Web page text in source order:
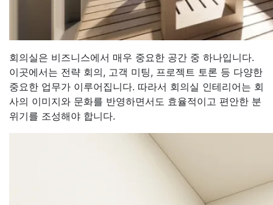
회의실은 비즈니스에서 매우 중요한 공간 중 하나입니다.
이곳에서는 전략 회의, 고객 미팅, 프로젝트 토론 등 다양한
중요한 업무가 이루어집니다. 따라서 회의실 인테리어는 회
사의 이미지와 문화를 반영하면서도 효율적이고 편안한 분
위기를 조성해야 합니다.